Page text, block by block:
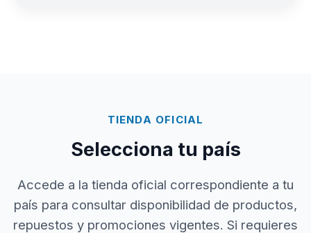
TIENDA OFICIAL
Selecciona tu país
Accede a la tienda oficial correspondiente a tu
país para consultar disponibilidad de productos,
repuestos y promociones vigentes. Si requieres